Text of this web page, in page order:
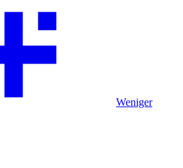
Weniger